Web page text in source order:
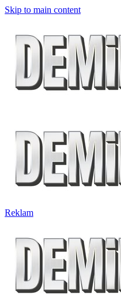
Skip to main content
Reklam